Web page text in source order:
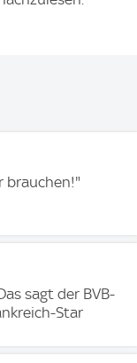
brauchen!"
sagt der BVB-
Star